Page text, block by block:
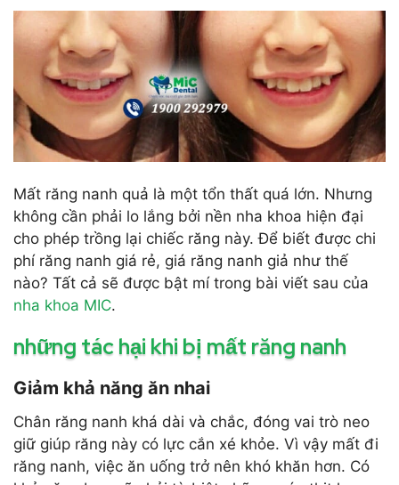
Mất răng nanh quả là một tổn thất quá lớn. Nhưng
không cần phải lo lắng bởi nền nha khoa hiện đại
cho phép trồng lại chiếc răng này. Để biết được chi
phí răng nanh giá rẻ, giá răng nanh giả như thế
nào? Tất cả sẽ được bật mí trong bài viết sau của
nha khoa MIC.
những tác hại khi bị mất răng nanh
Giảm khả năng ăn nhai
Chân răng nanh khá dài và chắc, đóng vai trò neo
giữ giúp răng này có lực cắn xé khỏe. Vì vậy mất đi
răng nanh, việc ăn uống trở nên khó khăn hơn. Có